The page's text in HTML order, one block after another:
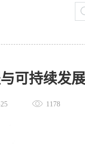
可持续发
1178